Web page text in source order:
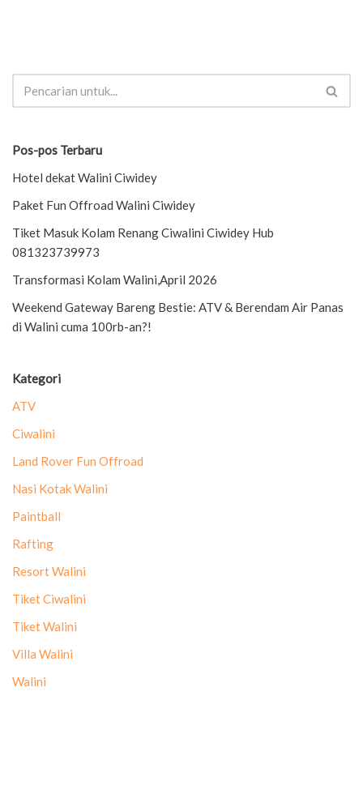
Pos-pos Terbaru
Hotel dekat Walini Ciwidey
Paket Fun Offroad Walini Ciwidey
Tiket Masuk Kolam Renang Ciwalini Ciwidey Hub
081323739973
Transformasi Kolam Walini,April 2026
Weekend Gateway Bareng Bestie: ATV & Berendam Air Panas
di Walini cuma 100rb-an?!
Kategori
ATV
Ciwalini
Land Rover Fun Offroad
Nasi Kotak Walini
Paintball
Rafting
Resort Walini
Tiket Ciwalini
Tiket Walini
Villa Walini
Walini